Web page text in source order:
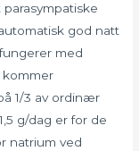
god natt
med
kommer
1/3 av ordinær
g/dag er for de
natrium ved